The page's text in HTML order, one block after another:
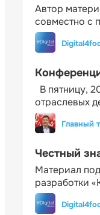
Автор
совместно с
В пятницу,
отраслевых
Главный
Честный
Материал
разработки